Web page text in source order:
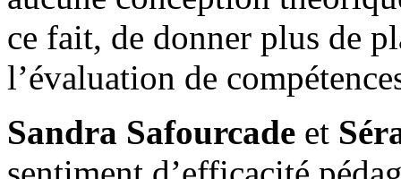
ce fait, de donner plus de
l’évaluation de
Sandra Safourcade et